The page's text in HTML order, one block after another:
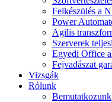
Felkészülés a
Power
Agilis
Szerverek
Egyedi Office
Fejvadászat
Vizsgák
Rólunk
Bemutatkozunk